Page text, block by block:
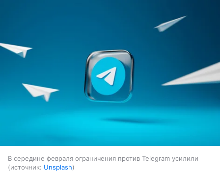
В середине февраля ограничения против Telegram усилили
источник: Unsplash